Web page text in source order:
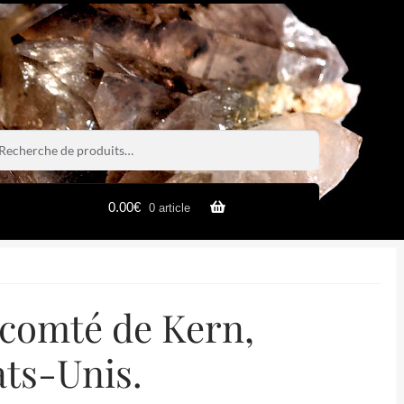
0.00€ 0 article
de Kern,
Unis.